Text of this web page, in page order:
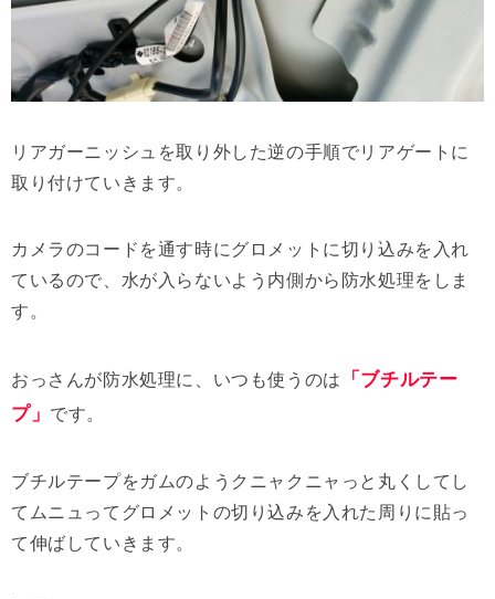
リアガーニッシュを取り外した逆の手順でリアゲートに
取り付けていきます。
カメラのコードを通す時にグロメットに切り込みを入れ
ているので、水が入らないよう内側から防水処理をしま
す。
おっさんが防水処理に、いつも使うのは
「ブチルテー
プ」 です。
ブチルテープをガムのようクニャクニャっと丸くしてし
てムニュってグロメットの切り込みを入れた周りに貼っ
て伸ばしていきます。